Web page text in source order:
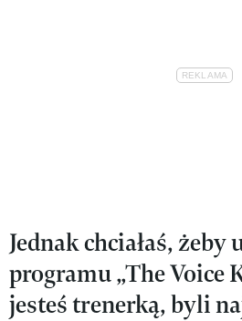
Jednak chciałaś, żeby
programu „The Voice
jesteś trenerką, byli